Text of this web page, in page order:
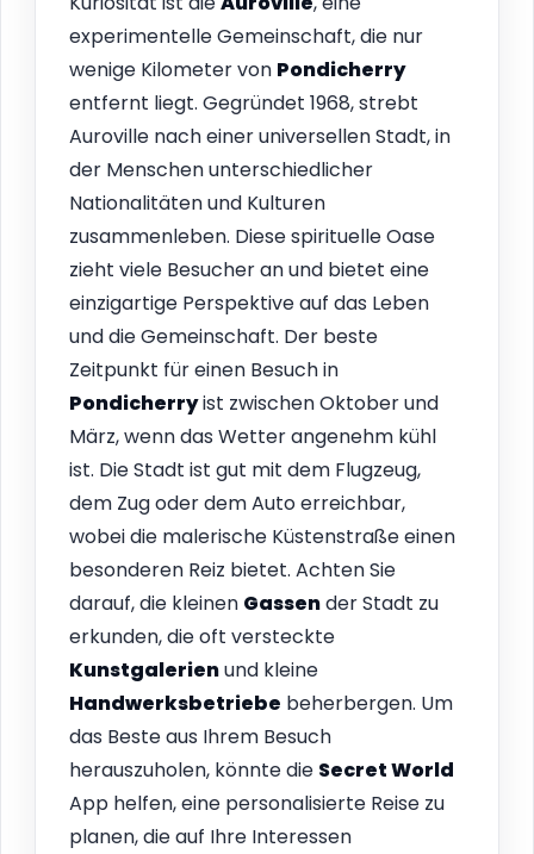
experimentelle Gemeinschaft, die nur
wenige Kilometer von Pondicherry
entfernt liegt. Gegründet 1968, strebt
Auroville nach einer universellen Stadt, in
der Menschen unterschiedlicher
Nationalitäten und Kulturen
zusammenleben. Diese spirituelle Oase
zieht viele Besucher an und bietet eine
einzigartige Perspektive auf das Leben
und die Gemeinschaft. Der beste
Zeitpunkt für einen Besuch in
Pondicherryist zwischen Oktober und
März, wenn das Wetter angenehm kühl
ist. Die Stadt ist gut mit dem Flugzeug,
dem Zug oder dem Auto erreichbar,
wobei die malerische Küstenstraße einen
besonderen Reiz bietet. Achten Sie
darauf, die kleinen Gassender Stadt zu
erkunden, die oft versteckte
Kunstgalerienund kleine
Handwerksbetriebe beherbergen. Um
das Beste aus Ihrem Besuch
herauszuholen, könnte die Secret World
App helfen, eine personalisierte Reise zu
planen, die auf Ihre Interessen